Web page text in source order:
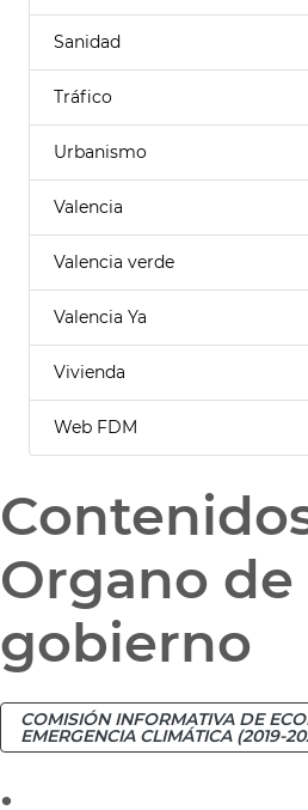
Sanidad
Tráfico
Urbanismo
Valencia
Valencia verde
Valencia Ya
Vivienda
Web FDM
Organo de
gobierno
COMISIÓN INFORMATIVA DE
EMERGENCIA CLIMÁTICA (2019-
.